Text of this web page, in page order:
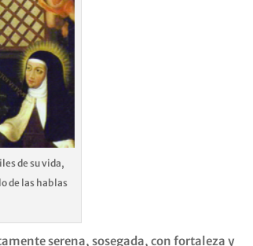
de su vida,
de las hablas
serena, sosegada, con fortaleza y